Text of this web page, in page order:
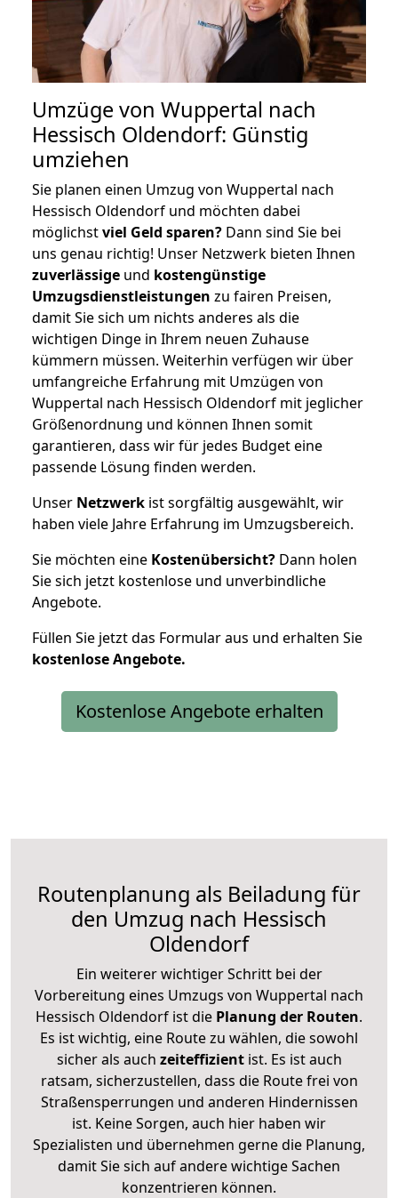
Umzüge von Wuppertal nach
Hessisch Oldendorf: Günstig
umziehen
Sie planen einen Umzug von Wuppertal nach
Hessisch Oldendorf und möchten dabei
möglichstviel Geld sparen? Dann sind Sie bei
uns genau richtig! Unser Netzwerk bieten Ihnen
zuverlässige und kostengünstige
Umzugsdienstleistungen zu fairen Preisen,
damit Sie sich um nichts anderes als die
wichtigen Dinge in Ihrem neuen Zuhause
kümmern müssen. Weiterhin verfügen wir über
umfangreiche Erfahrung mit Umzügen von
Wuppertal nach Hessisch Oldendorf mit jeglicher
Größenordnung und können Ihnen somit
garantieren, dass wir für jedes Budget eine
passende Lösung finden werden.
Unser Netzwerk ist sorgfältig ausgewählt, wir
haben viele Jahre Erfahrung im Umzugsbereich.
Sie möchten eine Kostenübersicht? Dann holen
Sie sich jetzt kostenlose und unverbindliche
Angebote.
Füllen Sie jetzt das Formular aus und erhalten Sie
kostenloseAngebote.
Kostenlose Angebote erhalten
Routenplanung als Beiladung für
den Umzug nach Hessisch
Oldendorf
Ein weiterer wichtiger Schritt bei der
Vorbereitung eines Umzugs von Wuppertal nach
Hessisch Oldendorf ist die Planung der Routen.
Es ist wichtig, eine Route zu wählen, die sowohl
sicher als auch zeiteffizientist. Es ist auch
ratsam, sicherzustellen, dass die Route frei von
Straßensperrungen und anderen Hindernissen
ist. Keine Sorgen, auch hier haben wir
Spezialisten und übernehmen gerne die Planung,
damit Sie sich auf andere wichtige Sachen
konzentrieren können.